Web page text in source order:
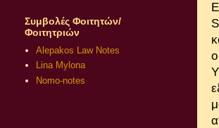
Συμβολές Φοιτητών/
Φοιτητριών
Alepakos Law Notes
Lina Mylona
Nomo-notes